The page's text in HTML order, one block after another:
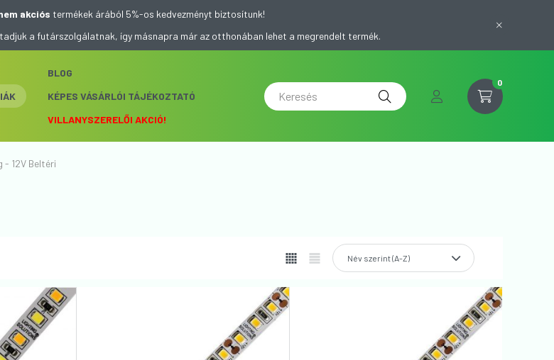
akciós termékek árából 5%-os kedvezményt biztosítunk!
a futárszolgálatnak, így másnapra már az otthonában lehet a megrendelt termék.
BLOG
KÉPES VÁSÁRLÓI TÁJÉKOZTATÓ
VILLANYSZERELŐI AKCIÓ!
0
- 12V Beltéri